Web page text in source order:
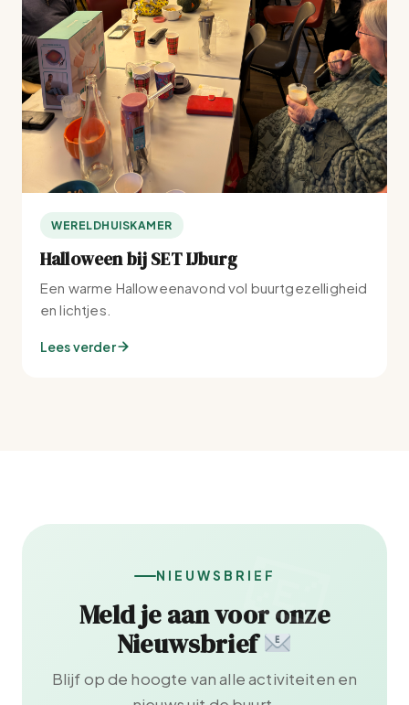
WERELDHUISKAMER
Halloween bij SET IJburg
Een warme Halloweenavond vol buurtgezelligheid
en lichtjes.
Lees verder
NIEUWSBRIEF
Meld je aan voor onze
Nieuwsbrief
Blijf op de hoogte van alle activiteiten en